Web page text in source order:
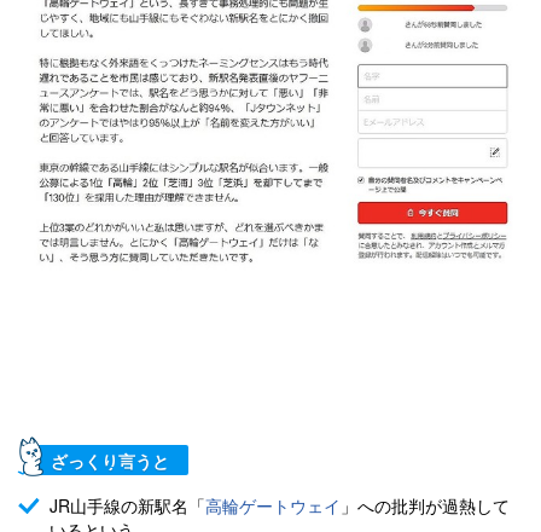
ざっくり言うと
JR山手線の新駅名「高輪ゲートウェイ 」への批判が過熱して